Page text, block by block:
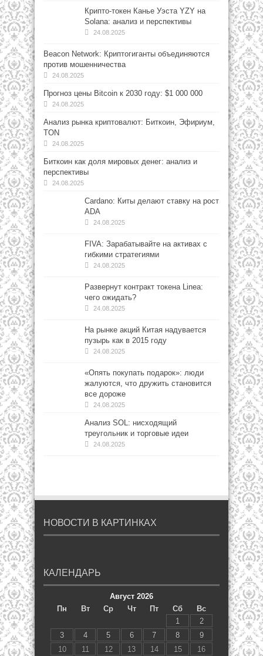
Крипто-токен Канье Уэста YZY на
Solana: анализ и перспективы
24.08.2025
Beacon Network: Криптогиганты объединяются
против мошенничества
24.08.2025
Прогноз цены Bitcoin к 2030 году: $1 000 000
24.08.2025
Анализ рынка криптовалют: Биткоин, Эфириум,
TON
24.08.2025
Биткоин как доля мировых денег: анализ и
перспективы
24.08.2025
Cardano: Киты делают ставку на рост
ADA
24.08.2025
FIVA: Зарабатывайте на активах с
гибкими стратегиями
24.08.2025
Развернут контракт токена Linea:
чего ожидать?
24.08.2025
На рынке акций Китая надувается
пузырь как в 2015 году
24.08.2025
«Опять покупать подарок»: люди
жалуются, что дружить становится
все дороже
24.08.2025
Анализ SOL: нисходящий
треугольник и торговые идеи
24.08.2025
НОВОСТИ В КАРТИНКАХ
КАЛЕНДАРЬ
Август 2026
Пн
Вт Ср Чт Пт Сб
Вс
1
2
3
4 5 6 7 8
9
10
11 12 13 14 15 16